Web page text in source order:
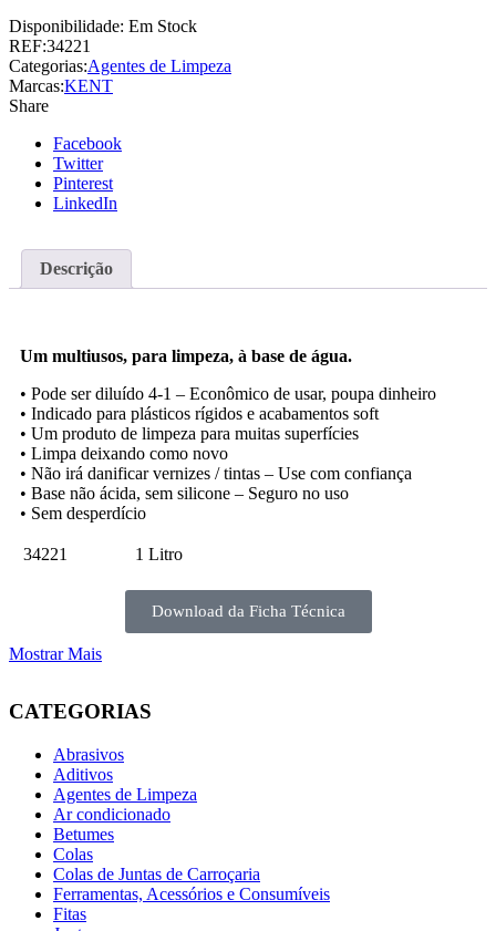
Disponibilidade: Em Stock
REF:34221
Categorias:Agentes de Limpeza
Marcas:KENT
Share
Facebook
Twitter
Pinterest
LinkedIn
Descrição
Um multiusos, para limpeza, à base de água.
• Pode ser diluído 4-1 – Econômico de usar, poupa dinheiro
• Indicado para plásticos rígidos e acabamentos soft
• Um produto de limpeza para muitas superfícies
• Limpa deixando como novo
• Não irá danificar vernizes / tintas – Use com confiança
• Base não ácida, sem silicone – Seguro no uso
• Sem desperdício
34221 1 Litro
Download da Ficha Técnica
Mostrar Mais
CATEGORIAS
Abrasivos
Aditivos
Agentes de Limpeza
Ar condicionado
Betumes
Colas
Colas de Juntas de Carroçaria
Ferramentas, Acessórios e Consumíveis
Fitas